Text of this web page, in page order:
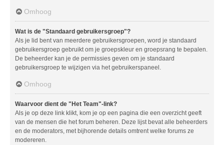
Omhoog
Wat is de "Standaard gebruikersgroep"?
Als je lid bent van meerdere gebruikersgroepen, word je standaard
gebruikersgroep gebruikt om je groepskleur en groepsrang te bepalen.
De beheerder kan je de permissies geven om je standaard
gebruikersgroep te wijzigen via het gebruikerspaneel.
Omhoog
Waarvoor dient de "Het Team"-link?
Als je op deze link klikt, kom je op een pagina die een overzicht geeft
van de mensen die het forum beheren. Deze lijst bevat alle beheerders
en de moderators, met bijhorende details omtrent welke forums ze
modereren.